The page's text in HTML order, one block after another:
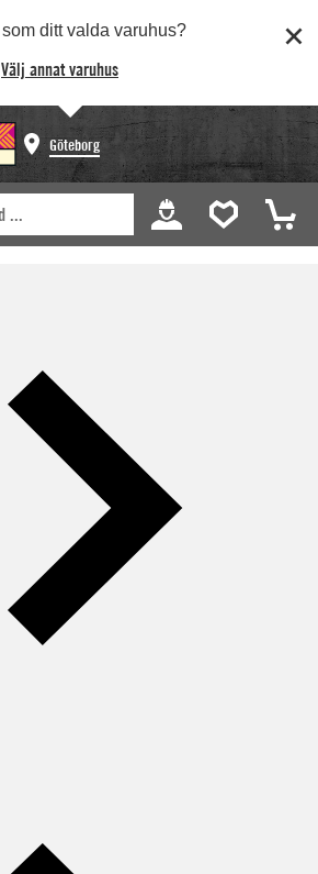
som ditt valda varuhus?
Välj annat varuhus
Göteborg